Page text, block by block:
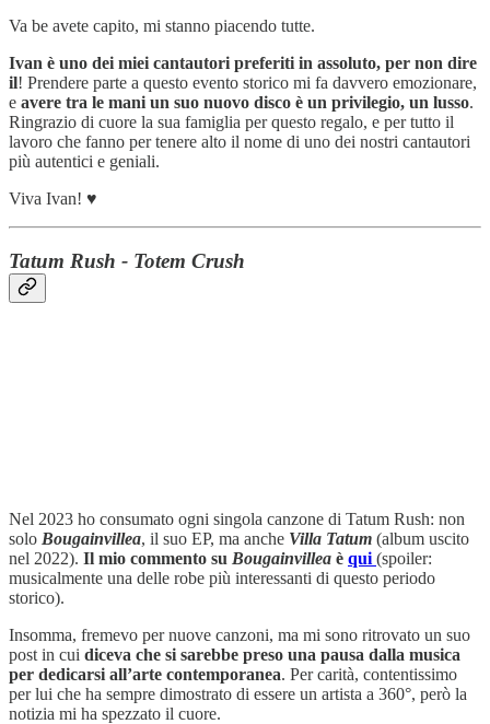
Va be avete capito, mi stanno piacendo tutte.
Ivan è uno dei miei cantautori preferiti in assoluto, per non dire
il! Prendere parte a questo evento storico mi fa davvero emozionare,
e avere tra le mani un suo nuovo disco è un privilegio, un lusso.
Ringrazio di cuore la sua famiglia per questo regalo, e per tutto il
lavoro che fanno per tenere alto il nome di uno dei nostri cantautori
più autentici e geniali.
Viva Ivan! ⁠♥
Tatum Rush - Totem Crush
Nel 2023 ho consumato ogni singola canzone di Tatum Rush: non
solo Bougainvillea, il suo EP, ma anche Villa Tatum (album uscito
nel 2022). Il mio commento su Bougainvillea è qui (spoiler:
musicalmente una delle robe più interessanti di questo periodo
storico).
Insomma, fremevo per nuove canzoni, ma mi sono ritrovato un suo
post in cui diceva che si sarebbe preso una pausa dalla musica
per dedicarsi all’arte contemporanea. Per carità, contentissimo
per lui che ha sempre dimostrato di essere un artista a 360°, però la
notizia mi ha spezzato il cuore.